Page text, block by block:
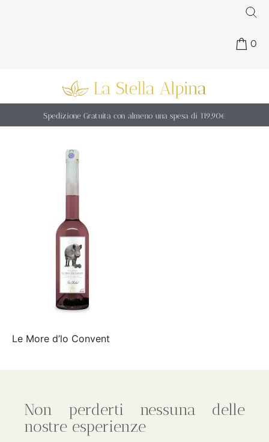
0
Spedizione Gratuita con almeno una spesa di 119,90€
Le More d’lo Convent
Non perderti nessuna delle
nostre esperienze